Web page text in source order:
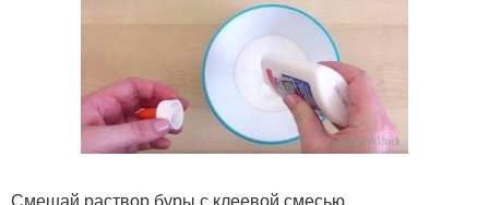
Смешай раствор буры с клеевой смесью.